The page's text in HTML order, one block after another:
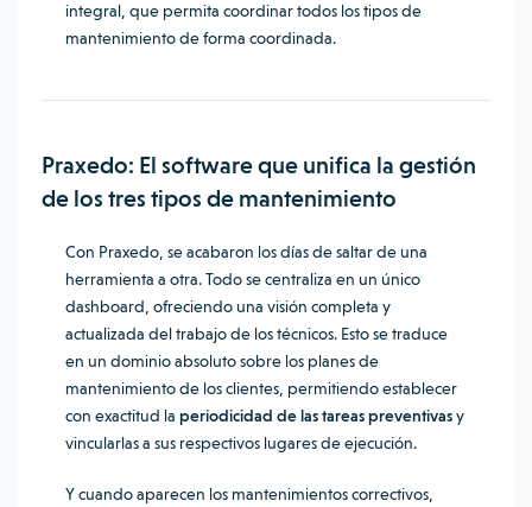
integral, que permita coordinar todos los tipos de
mantenimiento de forma coordinada.
Praxedo: El software que unifica la gestión
de los tres tipos de mantenimiento
Con Praxedo, se acabaron los días de saltar de una
herramienta a otra. Todo secentraliza en un único
dashboard, ofreciendo una visión completa y
actualizada del trabajo de los técnicos. Esto se traduce
en un dominio absoluto sobre los planes de
mantenimiento de los clientes, permitiendo establecer
con exactitud la periodicidad de las tareas preventivasy
vincularlas a sus respectivos lugares de ejecución.
Y cuando aparecen los mantenimientos correctivos,